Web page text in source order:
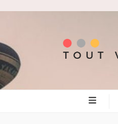
Tout video
Les meilleures adresses de voyage!